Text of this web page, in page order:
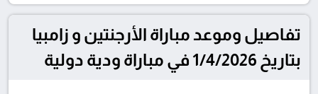
تفاصيل وموعد مباراة الأرجنتين و زامبيا
بتاريخ 1/4/2026 في مباراة ودية دولية